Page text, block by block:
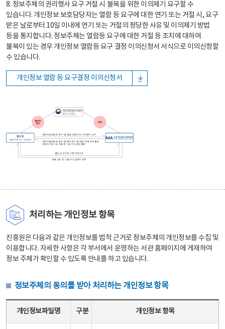
8. 정보주체의 권리행사 요구 거절 시 불복을 위한 이의제기 요구할 수
있습니다. 개인정보 보호담당자는 열람 등 요구에 대한 연기 또는 거절 시, 요구
받은 날로부터 10일 이내에 연기 또는 거절의 정당한 사유 및 이의제기 방법
등을 통지합니다. 정보주체는 열람등 요구에 대한 거절 등 조치에 대하여
불복이 있는 경우 개인정보 열람등 요구 결정 이의신청서 서식으로 이의신청할
수 있습니다.
개인정보 열람 등 요구결정 이의신청서
처리하는 개인정보 항목
진흥원은 다음과 같은 개인정보를 법적 근거로 정보주체의 개인정보를 수집 및
이용합니다. 자세한 사항은 각 부서에서 운영하는 서관 홈페이지에 게재하여
정보 주체가 확인할 수 있도록 안내를 하고 있습니다.
정보주체의 동의를 받아 처리하는 개인정보 항목
개인정보파일명 구분 개인정보 항목